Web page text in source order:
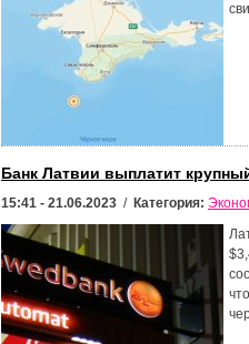
Банк Латвии выплатит
15:41 - 21.06.2023 / Категория: